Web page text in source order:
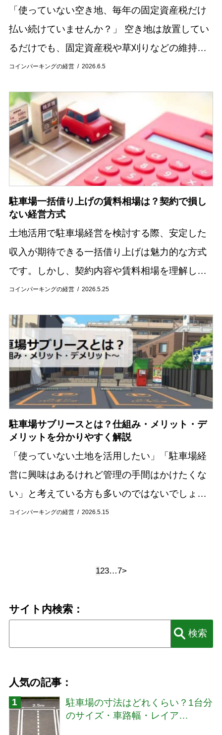
コインパーキングの経営 2026.6.5
「使っていない空き地、毎年の固定資産税だけ
払い続けていませんか？」 空き地は放置してい
るだけでも、固定資産税や草刈りなどの維持費
が発生し続けます。 さらに管理が行き届かない
ラブル...
コインパーキングの経営 2026.5.25
駐車場一括借り上げの賃料相場は？契約で損し
ない経営方式
土地活用で駐車場経営を検討する際、安定した
収入が期待できる一括借り上げは魅力的な方式
です。しかし、契約内容や賃料相場を理解しな
いまま始めると、期待通りの収益が得られない
括借り上...
コインパーキングの経営 2026.5.15
駐車場サブリースとは？仕組み・メリット・デ
メリットを分かりやすく解説
「使っていない土地を活用したい」「駐車場経
営に興味はあるけれど管理の手間はかけたくな
い」と考えている方も多いのではないでしょう
か。 そのような土地活用方法として注目されて
123…7>
サイト内検索：
人気の記事：
駐車場の寸法はどれくらい？1台分
のサイズ・車路幅・レイア…